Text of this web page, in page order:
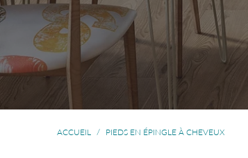
ACCUEIL / PIEDS EN ÉPINGLE À CHEVEUX